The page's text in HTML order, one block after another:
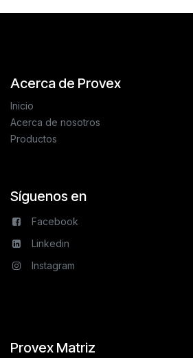
Acerca de Provex
Inicio
Acerca de nosotros
Productos
Síguenos en
Facebook
Linkedin
Instagram
Provex Matriz